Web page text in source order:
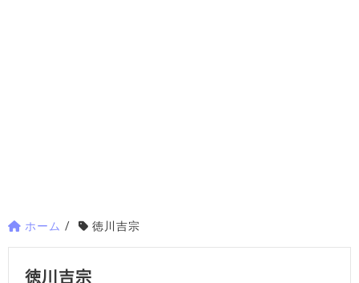
ホーム / 徳川吉宗
徳川吉宗